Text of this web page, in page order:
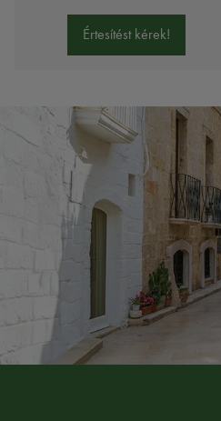
Értesítést kérek!